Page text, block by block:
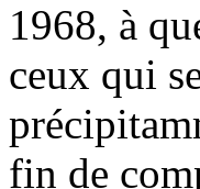
1968, à
ceux qui
fin de